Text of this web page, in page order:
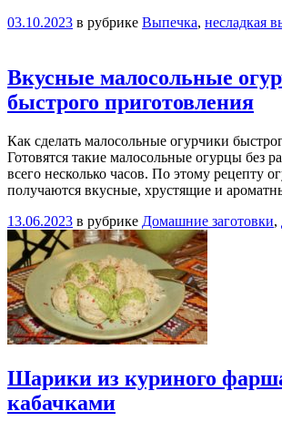
03.10.2023 в рубрике Выпечка, несладкая
Вкусные малосольные
быстрого приготовления
Как сделать малосольные огурчики
Готовятся такие малосольные огурцы без
всего несколько часов. По этому рецепту
получаются вкусные, хрустящие и
13.06.2023 в рубрике Домашние заготовки,
Шарики из куриного
кабачками